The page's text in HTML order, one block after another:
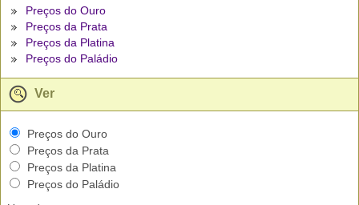
Preços do Ouro
Preços da Prata
Preços da Platina
Preços do Paládio
Ver
Preços do Ouro
Preços da Prata
Preços da Platina
Preços do Paládio